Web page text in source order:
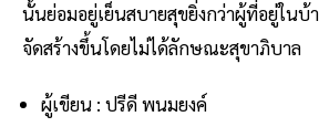
นั้นย่อมอยู่เย็นสบายสุขยิ่งกว่าผู้ที่อยู่ในบ้
จัดสร้างขึ้นโดยไม่ได้ลักษณะสุขาภิบาล
ผู้เขียน : ปรีดี พนมยงค์